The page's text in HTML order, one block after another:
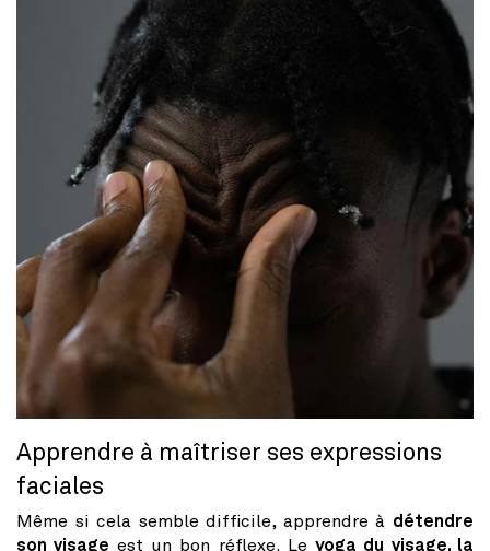
Apprendre à maîtriser ses expressions
faciales
Même si cela semble difficile, apprendre à détendre
son visage est un bon réflexe. Leyoga du visage, la